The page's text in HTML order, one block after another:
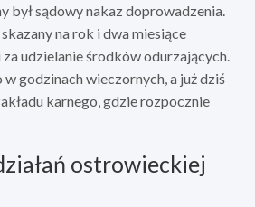
był sądowy nakaz doprowadzenia.
na rok i dwa miesiące
udzielanie środków odurzających.
w godzinach wieczornych, a już dziś
karnego, gdzie rozpocznie
ostrowieckiej